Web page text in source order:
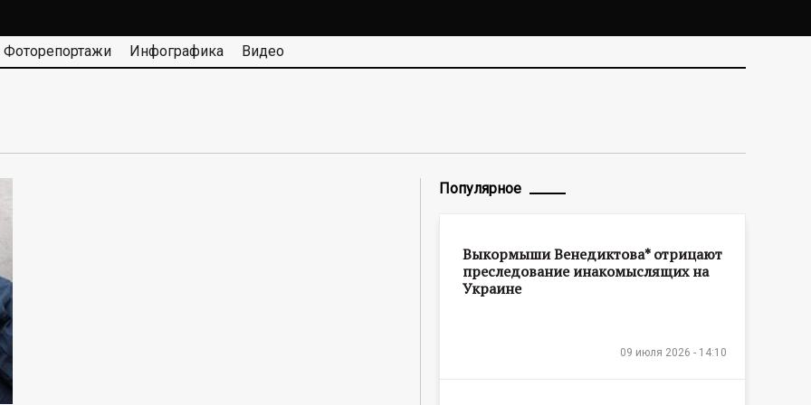
Фоторепортажи Инфографика Видео
Популярное
Выкормыши Венедиктова* отрицают
преследование инакомыслящих на
Украине
09 июля 2026 - 14:10